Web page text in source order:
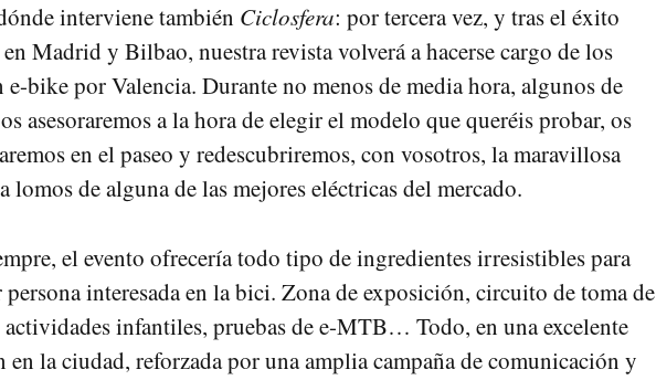
interviene también Ciclosfera: por tercera vez, y tras el éxito
Madrid y Bilbao, nuestra revista volverá a hacerse cargo de los
e-bike por Valencia. Durante no menos de media hora, algunos de
asesoraremos a la hora de elegir el modelo que queréis probar, os
en el paseo y redescubriremos, con vosotros, la maravillosa
lomos de alguna de las mejores eléctricas del mercado.
el evento ofrecería todo tipo de ingredientes irresistibles para
interesada en la bici. Zona de exposición, circuito de toma de
infantiles, pruebas de e-MTB… Todo, en una excelente
en la ciudad, reforzada por una amplia campaña de comunicación y